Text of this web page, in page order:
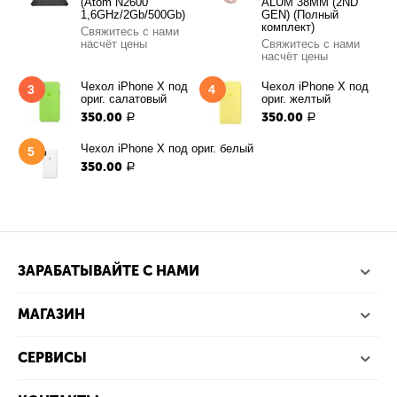
1,6GHz/2Gb/500Gb)
Свяжитесь с нами
насчёт цены
GEN) (Полный
комплект)
Свяжитесь с нами
насчёт цены
3
Чехол iPhone X под
ориг. салатовый
350.00 Р
4
Чехол iPhone X под
ориг. желтый
350.00 Р
5 Чехол iPhone X под ориг. белый
350.00 Р
ЗАРАБАТЫВАЙТЕ С НАМИ
МАГАЗИН
СЕРВИСЫ